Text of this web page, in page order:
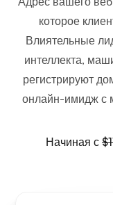
которое
Влиятельные
интеллекта,
регистрируют
онлайн-имидж с
Начиная с